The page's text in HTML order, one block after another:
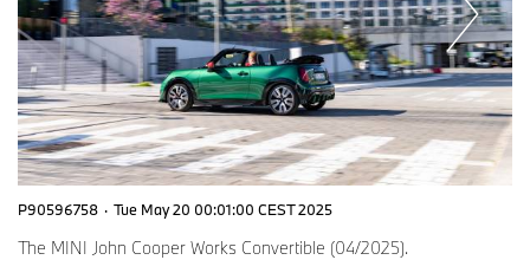
P90596758 · Tue May 20 00:01:00 CEST 2025
The MINI John Cooper Works Convertible (04/2025).